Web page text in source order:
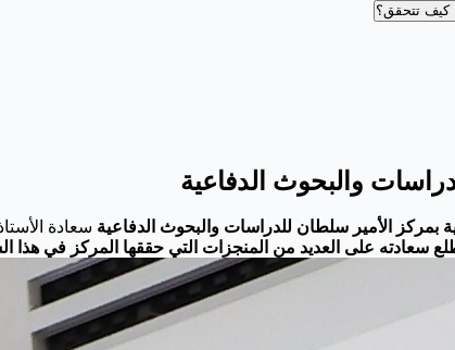
كيف تتحقق؟
والبحوث الدفاعية
بمركز الأمير سلطان للدراسات والبحوث الدفاعية سعادة
سعادته على العديد من المنجزات التي حققها المركز في هذا